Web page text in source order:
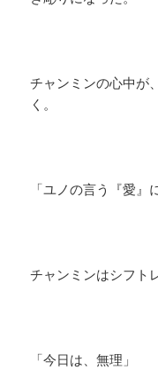
チャンミンの心中が
く。
「ユノの言う『愛』
チャンミンはシフト
「今日は、無理」